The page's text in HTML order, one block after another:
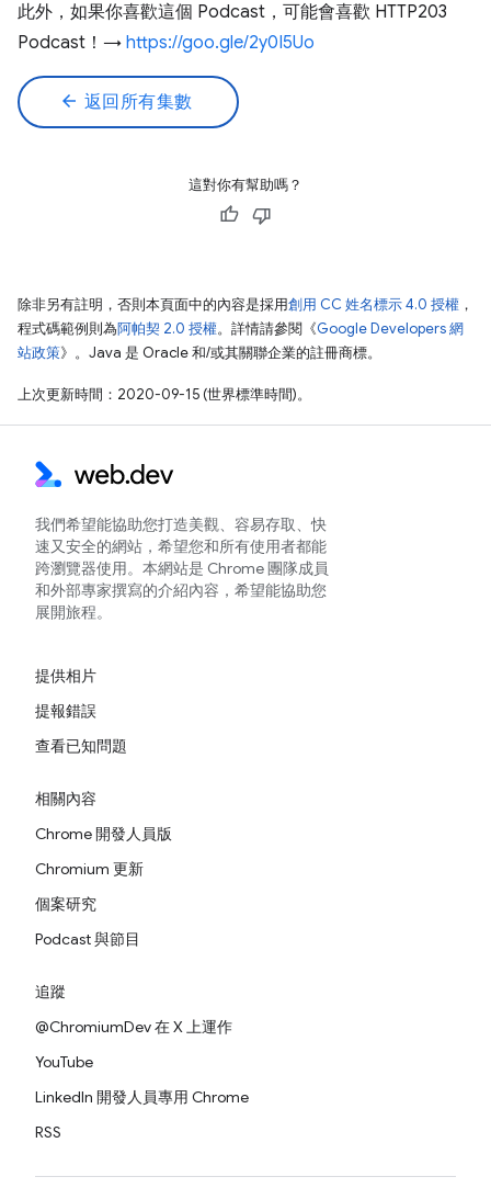
此外，如果你喜歡這個 Podcast，可能會喜歡 HTTP203
Podcast！→ https://goo.gle/2y0I5Uo
arrow_back 返回所有集數
這對你有幫助嗎？
除非另有註明，否則本頁面中的內容是採用創用 CC 姓名標示 4.0 授權 ，
程式碼範例則為阿帕契 2.0 授權。詳情請參閱《Google Developers 網
站政策》。Java 是 Oracle 和/或其關聯企業的註冊商標。
上次更新時間：2020-09-15 (世界標準時間)。
我們希望能協助您打造美觀、容易存取、快
速又安全的網站，希望您和所有使用者都能
跨瀏覽器使用。本網站是 Chrome 團隊成員
和外部專家撰寫的介紹內容，希望能協助您
展開旅程。
提供相片
提報錯誤
查看已知問題
相關內容
Chrome 開發人員版
Chromium 更新
個案研究
Podcast 與節目
追蹤
@ChromiumDev 在 X 上運作
YouTube
LinkedIn 開發人員專用 Chrome
RSS